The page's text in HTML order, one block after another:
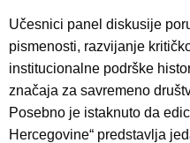
Učesnici panel diskusije
pismenosti, razvijanje
institucionalne podrške
značaja za savremeno
Posebno je istaknuto da
Hercegovine“ predstavlja